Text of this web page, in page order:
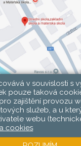
v souvislosti s
pouze taková
zajištění provozu
služeb, a u
webu
cookies